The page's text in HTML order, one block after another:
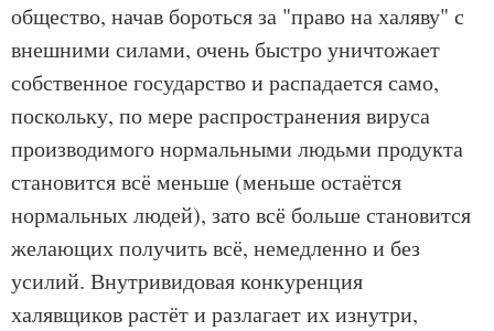
общество, начав бороться за "право на халяву" с
внешними силами, очень быстро уничтожает
собственное государство и распадается само,
поскольку, по мере распространения вируса
производимого нормальными людьми продукта
становится всё меньше (меньше остаётся
нормальных людей), зато всё больше становится
желающих получить всё, немедленно и без
усилий. Внутривидовая конкуренция
халявщиков растёт и разлагает их изнутри,